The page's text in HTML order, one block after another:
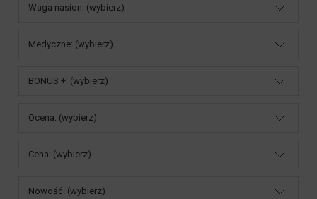
Waga nasion: (wybierz)
Medyczne: (wybierz)
BONUS +: (wybierz)
Ocena: (wybierz)
Cena: (wybierz)
Nowość: (wybierz)